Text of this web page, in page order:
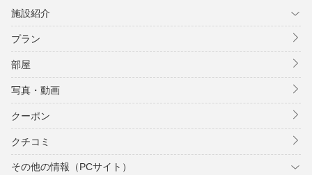
施設紹介
プラン
部屋
写真・動画
クーポン
クチコミ
その他の情報（PCサイト）